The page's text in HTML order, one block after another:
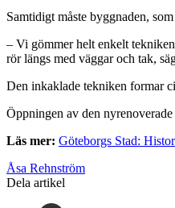
Samtidigt måste byggnaden,
– Vi gömmer helt enkelt
rör längs med väggar och tak,
Den inkaklade tekniken formar
Öppningen av den
Läs mer: Göteborgs Stad:
Åsa Rehnström
Dela artikel